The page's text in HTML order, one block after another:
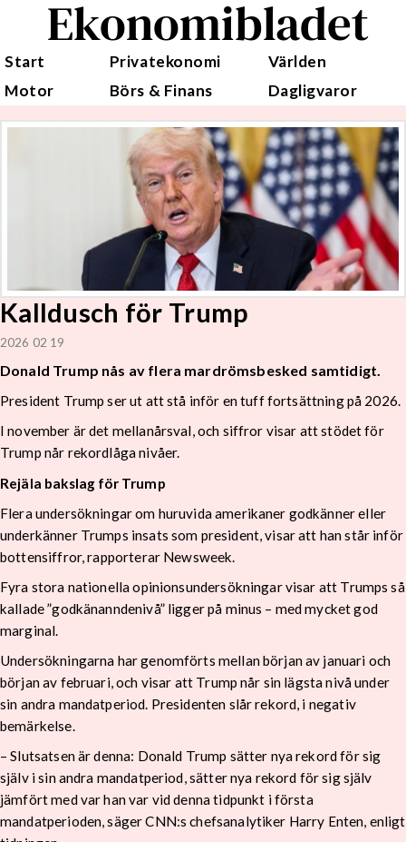
Ekonomibladet
Start Privatekonomi
Världen
Motor
Börs & Finans Dagligvaror
Kalldusch för Trump
2026 02 19
Donald Trump nås av flera mardrömsbesked samtidigt.
President Trump ser ut att stå inför en tuff fortsättning på 2026.
I november är det mellanårsval, och siffror visar att stödet för
Trump når rekordlåga nivåer.
Rejäla bakslag för Trump
Flera undersökningar om huruvida amerikaner godkänner eller
underkänner Trumps insats som president, visar att han står inför
bottensiffror, rapporterar Newsweek.
Fyra stora nationella opinionsundersökningar visar att Trumps så
kallade ”godkänanndenivå” ligger på minus – med mycket god
marginal.
Undersökningarna har genomförts mellan början av januari och
början av februari, och visar att Trump når sin lägsta nivå under
sin andra mandatperiod. Presidenten slår rekord, i negativ
bemärkelse.
– Slutsatsen är denna: Donald Trump sätter nya rekord för sig
själv i sin andra mandatperiod, sätter nya rekord för sig själv
jämfört med var han var vid denna tidpunkt i första
mandatperioden, säger CNN:s chefsanalytiker Harry Enten, enligt